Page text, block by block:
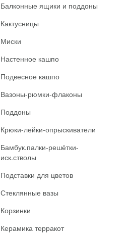
Балконные ящики и поддоны
Кактусницы
Миски
Настенное кашпо
Подвесное кашпо
Вазоны-рюмки-флаконы
Поддоны
Крюки-лейки-опрыскиватели
Бамбук.палки-решётки-
иск.стволы
Подставки для цветов
Стеклянные вазы
Корзинки
Керамика терракот